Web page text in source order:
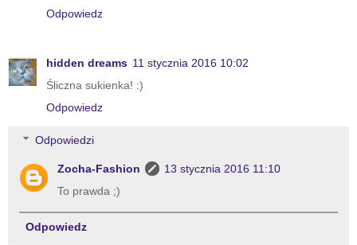
Odpowiedz
hidden dreams 11 stycznia 2016 10:02
Śliczna sukienka! :)
Odpowiedz
Odpowiedzi
Zocha-Fashion
13 stycznia 2016 11:10
To prawda ;)
Odpowiedz